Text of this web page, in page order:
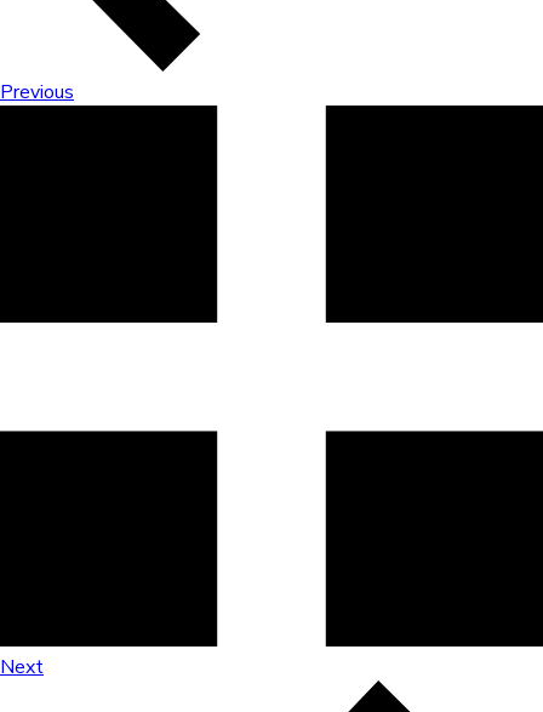
Previous
Next